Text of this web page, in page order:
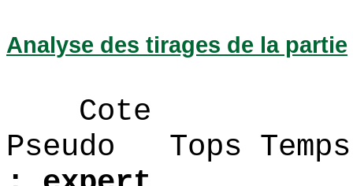
Analyse des tirages de la partie
Cote
Pseudo Tops